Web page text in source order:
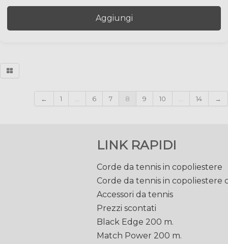
Aggiungi
← 1 ... 6 7 8 9 10 ... 14 →
LINK RAPIDI
Corde da tennis in copoliestere
Corde da tennis in copoliestere
Accessori da tennis
Prezzi scontati
Black Edge 200 m.
Match Power 200 m.